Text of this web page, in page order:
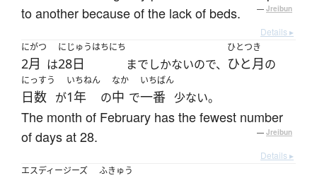
to another because of the lack of beds.
— Jreibun
Details ▸
にがつ
2月 は
にじゅうはちにち
28日 までしかないので、
ひとつき
ひと月の
にっすう
日数 が
いちねん
1年 の
なか
中 で
いちばん
一番 少ない。
The month of February has the fewest number
of days at 28.
— Jreibun
Details ▸
エスディージーズ
ふきゅう